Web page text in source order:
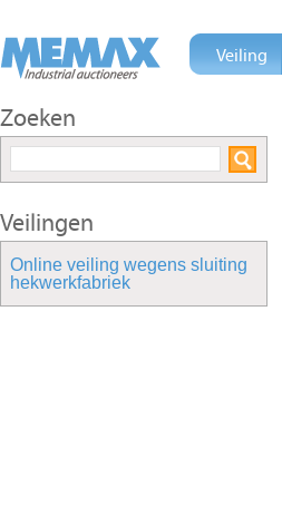
Zoeken
Veilingen
Online veiling wegens sluiting
hekwerkfabriek
Veiling